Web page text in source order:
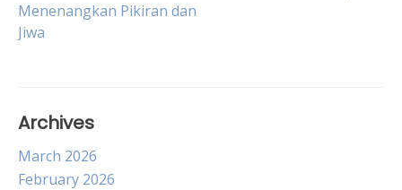
navigation
Menenangkan Pikiran dan
Jiwa
Archives
March 2026
February 2026